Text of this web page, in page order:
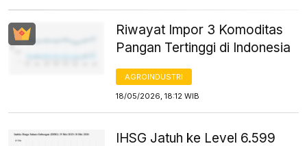
Riwayat Impor 3 Komoditas
Pangan Tertinggi di Indonesia
AGROINDUSTRI
18/05/2026, 18:12 WIB
IHSG Jatuh ke Level 6.599